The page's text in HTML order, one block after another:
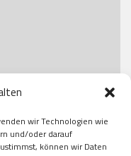
wir Technologien wie
und/oder darauf
können wir Daten